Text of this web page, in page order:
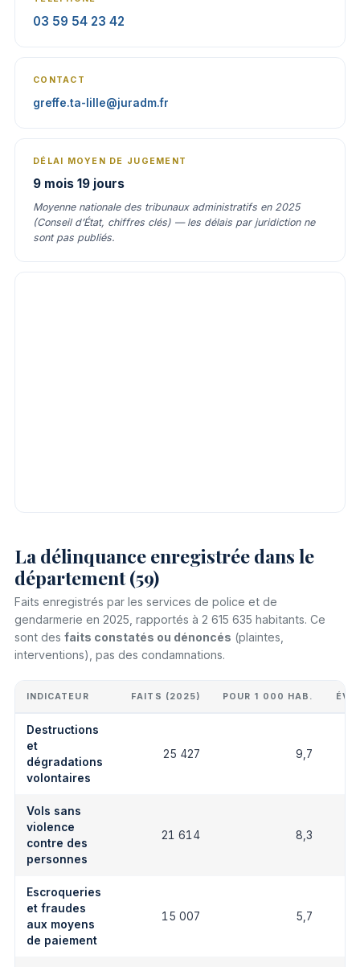
03 59 54 23 42
CONTACT
greffe.ta-lille@juradm.fr
DÉLAI MOYEN DE JUGEMENT
9 mois 19 jours
Moyenne nationale des tribunaux administratifs en 2025
(Conseil d’État, chiffres clés) — les délais par juridiction ne
sont pas publiés.
La délinquance enregistrée dans le
département (59)
Faits enregistrés par les services de police et de
gendarmerie en 2025, rapportés à 2 615 635 habitants. Ce
sont des faits constatés ou dénoncés (plaintes,
interventions), pas des condamnations.
INDICATEUR FAITS (2025) POUR 1 000 HAB.
Destructions
et
dégradations
volontaires
25 427 9,7
Vols sans
violence
contre des
personnes
21 614 8,3
Escroqueries
et fraudes
aux moyens
de paiement
15 007 5,7